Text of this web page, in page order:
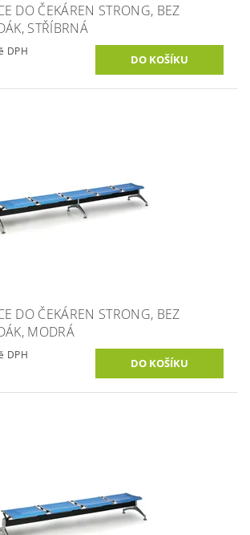
DO ČEKÁREN STRONG, BEZ
STŘÍBRNÁ
DPH
DO ČEKÁREN STRONG, BEZ
MODRÁ
DPH